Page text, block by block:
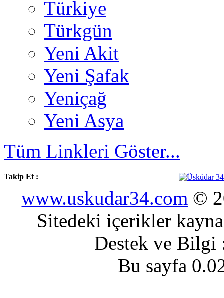
Türkiye
Türkgün
Yeni Akit
Yeni Şafak
Yeniçağ
Yeni Asya
Tüm Linkleri Göster...
Takip Et :
www.uskudar34.com ©
Sitedeki içerikler
Destek ve
Bu sayfa